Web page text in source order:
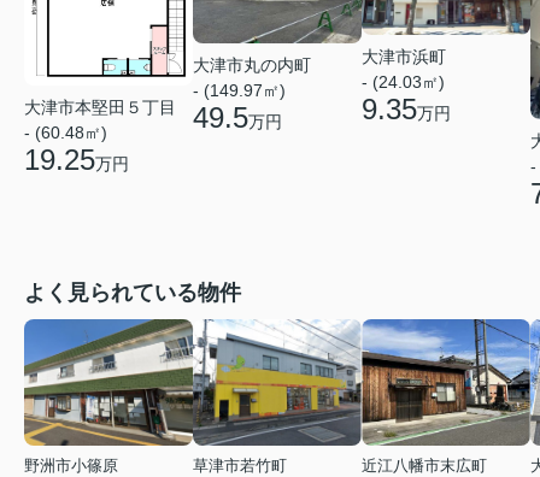
大津市本堅田５丁目
- (60.48㎡)
19.25万円
大津市丸の内町
- (149.97㎡)
49.5万円
大津市浜町
- (24.03㎡)
9.35万円
-
よく見られている物件
野洲市小篠原
草津市若竹町
近江八幡市末広町